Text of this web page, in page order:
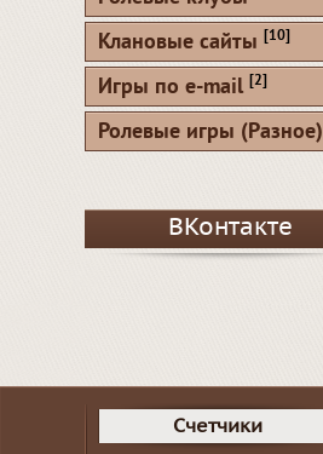
Клановые сайты [10]
Игры по e-mail [2]
Ролевые игры (Разное)
ВКонтакте
Счетчики